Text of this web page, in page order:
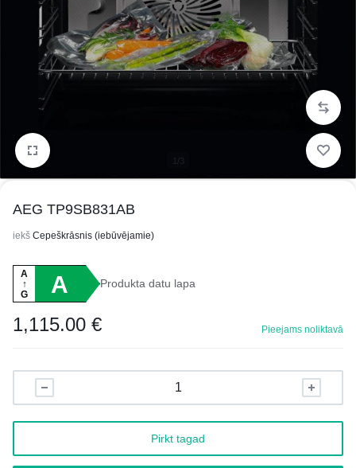
1/3
AEG TP9SB831AB
iekš Cepeškrāsnis (iebūvējamie)
A
↑
G
A Produkta datu lapa
1,115.00 € Pieejams noliktavā
Pirkt tagad